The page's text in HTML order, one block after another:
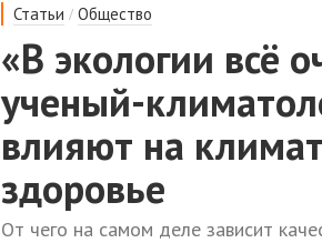
Статьи /Общество
«В экологии всё
ученый-
влияют на
здоровье
От чего на самом деле зависит